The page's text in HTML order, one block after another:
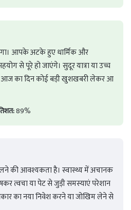
आपके अटके हुए धार्मिक और
से पूरे हो जाएंगे। सुदूर यात्रा या उच्च
आज का दिन कोई बड़ी खुशखबरी लेकर आ
89%
की आवश्यकता है। स्वास्थ्य में अचानक
त्वचा या पेट से जुड़ी समस्याएं परेशान
का नया निवेश करने या जोखिम लेने से